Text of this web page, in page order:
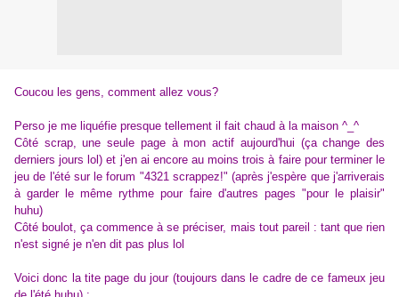
Coucou les gens, comment allez vous?
Perso je me liquéfie presque tellement il fait chaud à la maison ^_^
Côté scrap, une seule page à mon actif aujourd'hui (ça change des
derniers jours lol) et j'en ai encore au moins trois à faire pour terminer le
jeu de l'été sur le forum "4321 scrappez!" (après j'espère que j'arriverais
à garder le même rythme pour faire d'autres pages "pour le plaisir"
huhu)
Côté boulot, ça commence à se préciser, mais tout pareil : tant que rien
n'est signé je n'en dit pas plus lol
Voici donc la tite page du jour (toujours dans le cadre de ce fameux jeu